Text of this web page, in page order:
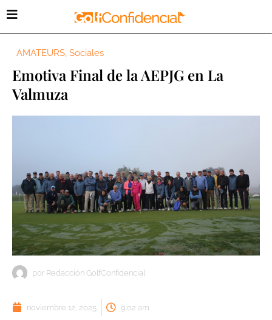
AMATEURS, Sociales
Emotiva Final de la AEPJG en La
Valmuza
por Redacción GolfConfidencial
noviembre 12, 2025 9:02 am